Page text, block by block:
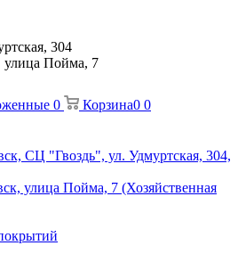
304
улица Пойма, 7
0 Корзина0 0
СЦ "Гвоздь", ул. Удмуртская, 304,
улица Пойма, 7 (Хозяйственная